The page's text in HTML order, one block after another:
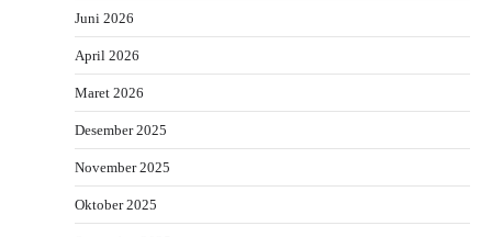
Juni 2026
April 2026
Maret 2026
Desember 2025
November 2025
Oktober 2025